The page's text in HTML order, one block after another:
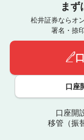
まず
松井証券ならオ
署名・捺
口座
口座開
移管（振